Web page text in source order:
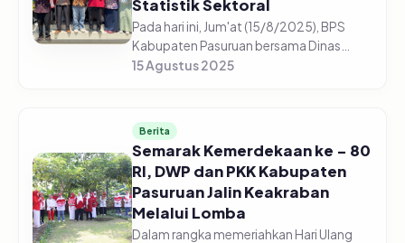
Statistik Sektoral
Pada hari ini, Jum'at (15/8/2025), BPS
Kabupaten Pasuruan bersama Dinas
Komunikasi dan Informatika (Diskominfo)
statistik...
15 Agustus 2025
Berita
Semarak Kemerdekaan ke – 80
RI, DWP dan PKK Kabupaten
Pasuruan Jalin Keakraban
Melalui Lomba
Dalam rangka memeriahkan Hari Ulang